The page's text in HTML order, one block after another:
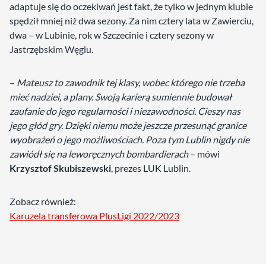
adaptuje się do oczekiwań jest fakt, że tylko w jednym klubie
spędził mniej niż dwa sezony. Za nim cztery lata w Zawierciu,
dwa – w Lubinie, rok w Szczecinie i cztery sezony w
Jastrzębskim Węglu.
– Mateusz to zawodnik tej klasy, wobec którego nie trzeba
mieć nadziei, a plany. Swoją karierą sumiennie budował
zaufanie do jego regularności i niezawodności. Cieszy nas
jego głód gry. Dzięki niemu może jeszcze przesunąć granice
wyobrażeń o jego możliwościach. Poza tym Lublin nigdy nie
zawiódł się na leworęcznych bombardierach– mówi
Krzysztof Skubiszewski, prezes LUK Lublin.
Zobacz również:
Karuzela transferowa PlusLigi 2022/2023